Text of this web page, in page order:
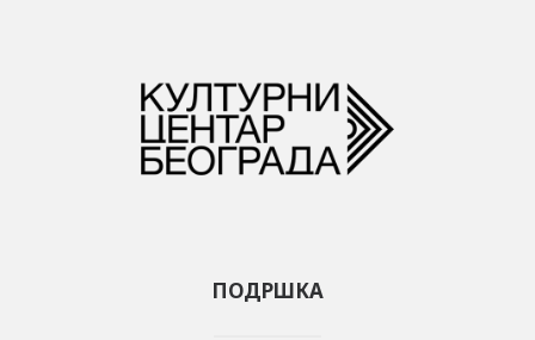
ПОДРШКА